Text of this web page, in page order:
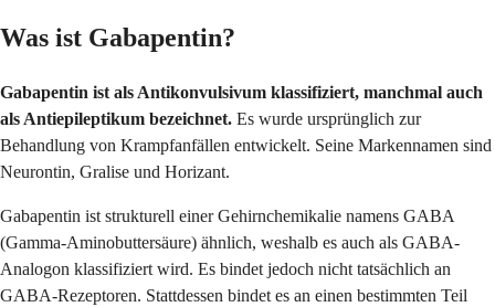
Was ist Gabapentin?
Gabapentin ist als Antikonvulsivum klassifiziert, manchmal auch
als Antiepileptikum bezeichnet. Es wurde ursprünglich zur
Behandlung von Krampfanfällen entwickelt. Seine Markennamen sind
Neurontin, Gralise und Horizant.
Gabapentin ist strukturell einer Gehirnchemikalie namens GABA
(Gamma-Aminobuttersäure) ähnlich, weshalb es auch als GABA-
Analogon klassifiziert wird. Es bindet jedoch nicht tatsächlich an
GABA-Rezeptoren. Stattdessen bindet es an einen bestimmten Teil